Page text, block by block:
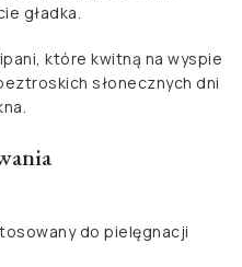
gładka.
które kwitną na wyspie
słonecznych dni
do pielęgnacji